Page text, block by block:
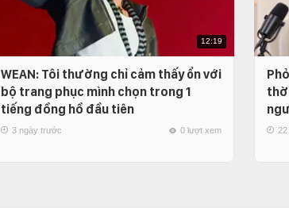
12:19
WEAN: Tôi thường chỉ cảm thấy ổn với
bộ trang phục mình chọn trong 1
tiếng đồng hồ đầu tiên
3 ngày trước 0 lượt xem